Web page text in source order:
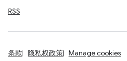
RSS
条款 隐私权政策 Manage cookies